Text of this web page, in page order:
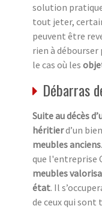
solution
tout jeter,
peuvent être
rien à débourser
le cas où les
Débarras
Suite au décès
héritierd’un
meubles anciens.
que l'entreprise
meubles
état. Il
de ceux qui sont